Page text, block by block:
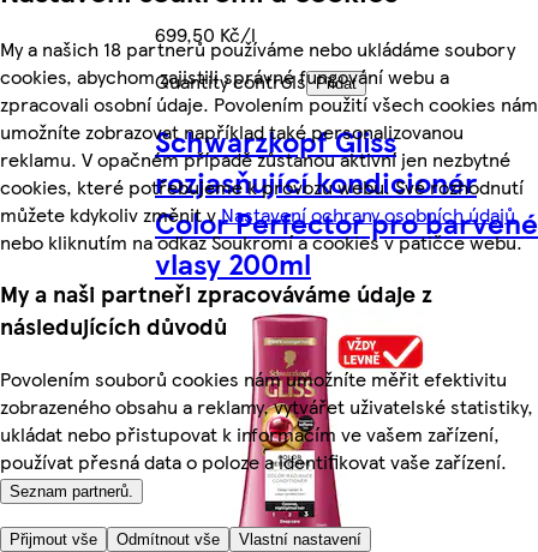
My a našich 18 partnerů používáme nebo ukládáme soubory
cookies, abychom zajistili správné fungování webu a
zpracovali osobní údaje. Povolením použití všech cookies nám
umožníte zobrazovat například také personalizovanou
reklamu. V opačném případě zůstanou aktivní jen nezbytné
cookies, které potřebujeme k provozu webu. Své rozhodnutí
můžete kdykoliv změnit vNastavení ochrany osobních údajů
nebo kliknutím na odkaz Soukromí a cookies v patičce webu.
My a naši partneři zpracováváme údaje z
následujících důvodů
Povolením souborů cookies nám umožníte měřit efektivitu
zobrazeného obsahu a reklamy, vytvářet uživatelské statistiky,
ukládat nebo přistupovat k informacím ve vašem zařízení,
používat přesná data o poloze a identifikovat vaše zařízení.
Seznam partnerů.
Přijmout vše Odmítnout vše Vlastní nastavení
699,50 Kč/l
Quantity controls
Přidat
Schwarzkopf Gliss
rozjasňující kondicionér
Color Perfector pro barvené
vlasy 200ml